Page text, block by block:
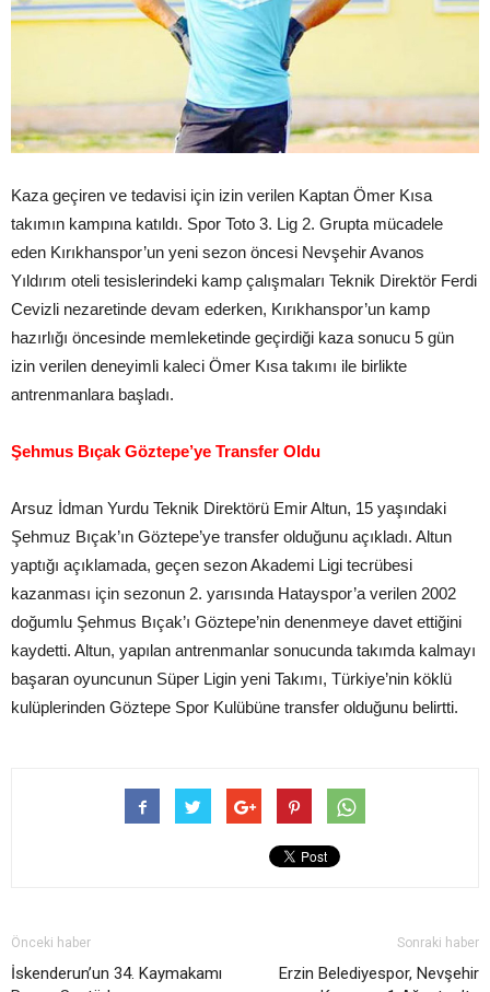
Kaza geçiren ve tedavisi için izin verilen Kaptan Ömer Kısa
takımın kampına katıldı. Spor Toto 3. Lig 2. Grupta mücadele
eden Kırıkhanspor’un yeni sezon öncesi Nevşehir Avanos
Yıldırım oteli tesislerindeki kamp çalışmaları Teknik Direktör Ferdi
Cevizli nezaretinde devam ederken, Kırıkhanspor’un kamp
hazırlığı öncesinde memleketinde geçirdiği kaza sonucu 5 gün
izin verilen deneyimli kaleci Ömer Kısa takımı ile birlikte
antrenmanlara başladı.
Şehmus Bıçak Göztepe’ye Transfer Oldu
Arsuz İdman Yurdu Teknik Direktörü Emir Altun, 15 yaşındaki
Şehmuz Bıçak’ın Göztepe’ye transfer olduğunu açıkladı. Altun
yaptığı açıklamada, geçen sezon Akademi Ligi tecrübesi
kazanması için sezonun 2. yarısında Hatayspor’a verilen 2002
doğumlu Şehmus Bıçak’ı Göztepe’nin denenmeye davet ettiğini
kaydetti. Altun, yapılan antrenmanlar sonucunda takımda kalmayı
başaran oyuncunun Süper Ligin yeni Takımı, Türkiye’nin köklü
kulüplerinden Göztepe Spor Kulübüne transfer olduğunu belirtti.
Önceki haber
İskenderun’un 34. Kaymakamı
Sonraki haber
Erzin Belediyespor, Nevşehir